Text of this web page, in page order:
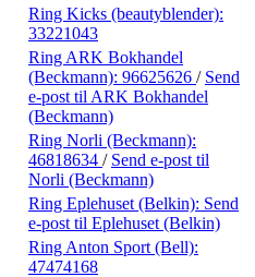
Ring Kicks (beautyblender):
33221043
Ring ARK Bokhandel
(Beckmann): 96625626 / Send
e-post til ARK Bokhandel
(Beckmann)
Ring Norli (Beckmann):
46818634 / Send e-post til
Norli (Beckmann)
Ring Eplehuset (Belkin): Send
e-post til Eplehuset (Belkin)
Ring Anton Sport (Bell):
47474168